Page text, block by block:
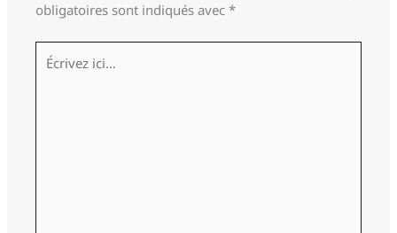
obligatoires sont indiqués avec*
Écrivez
ici…